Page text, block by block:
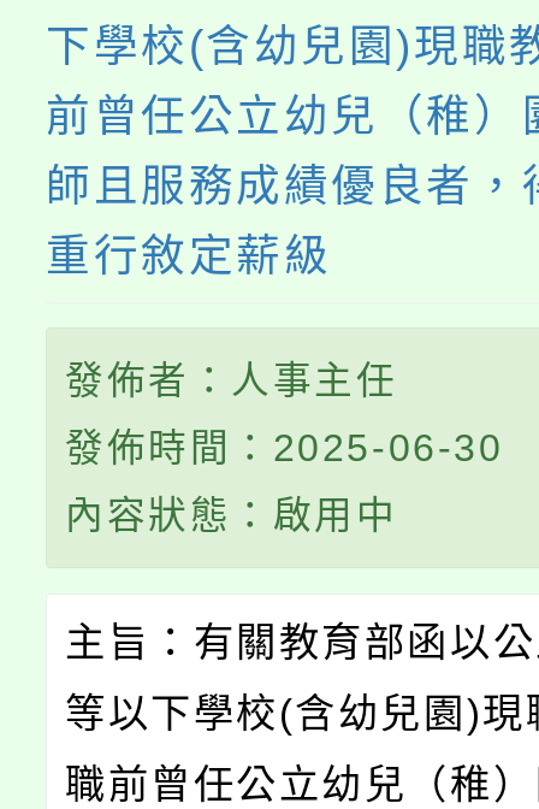
下學校(含幼兒園)現職
前曾任公立幼兒（稚）
師且服務成績優良者，
重行敘定薪級
發佈者：人事主任
發佈時間：2025-06-30
內容狀態：啟用中
主旨：有關教育部函以
等以下學校(含幼兒園)現
職前曾任公立幼兒（稚